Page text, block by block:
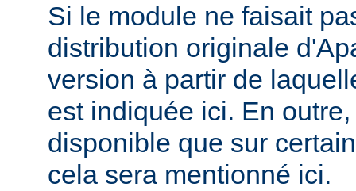
Si le module ne faisait
distribution originale
version à partir de
est indiquée ici. En
disponible que sur
cela sera mentionné ici.